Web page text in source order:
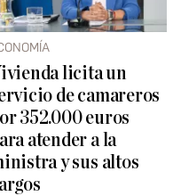
licita un
de camareros
352.000 euros
atender a la
y sus altos